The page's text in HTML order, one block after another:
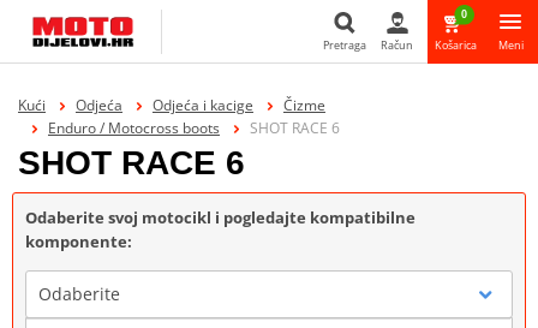
Pretraga Račun
0
Košarica Meni
Kući Odjeća Odjeća i kacige
Čizme
Enduro / Motocross boots
SHOT RACE 6
SHOT RACE 6
Odaberite svoj motocikl i pogledajte kompatibilne
komponente:
Odaberite